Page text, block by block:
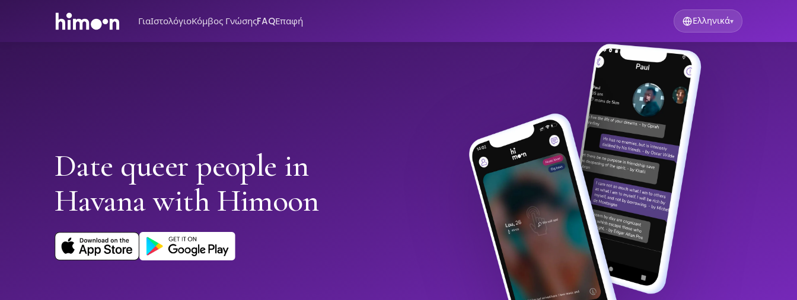
ΓιαΙστολόγιοΚόμβος ΓνώσηςFAQΕπαφή Ελληνικά▾
Date queer people in
Havana with Himoon